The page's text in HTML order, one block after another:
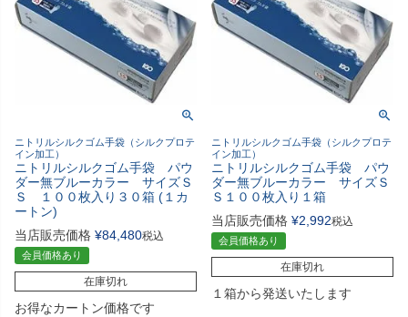
ニトリルシルクゴム手袋（シルクプロテ
イン加工）
ニトリルシルクゴム手袋 パウ
ダー無ブルーカラー サイズＳ
Ｓ １００枚入り３０箱 (１カ
ートン)
当店販売価格 ¥84,480税込
会員価格あり
在庫切れ
お得なカートン価格です
ニトリルシルクゴム手袋（シルクプロテ
イン加工）
ニトリルシルクゴム手袋 パウ
ダー無ブルーカラー サイズＳ
Ｓ１００枚入り１箱
当店販売価格 ¥2,992税込
会員価格あり
在庫切れ
１箱から発送いたします